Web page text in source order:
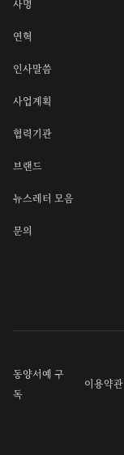
사명
연혁
인사말씀
사업계획
협력기관
브랜드
뉴스레터 모음
문의
동양서예 구
독
이용약관